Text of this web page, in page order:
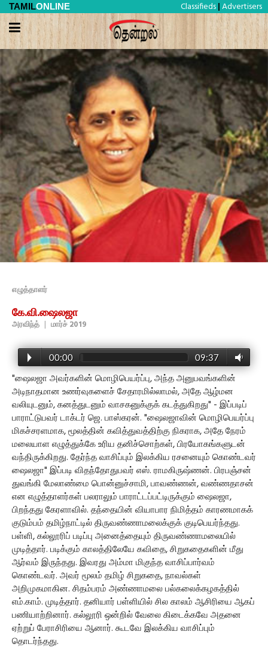
TAMILONLINE Classifieds | Advertisers
எழுத்தாளர்
கே.வி.ஷைலஜா
அரவிந்த் | மார்ச் 2019
00:00 09:37
"ஷைலஜா அவர்களின் மொழிபெயர்ப்பு, அந்த அனுபவங்களின்
அடிநாதமான உணர்வுகளைச் சேதாரமில்லாமல், அதே ஆழ்மன
வலியுடனும், கனத்துடனும் வாசகனுக்குக் கடத்துகிறது" - இப்படிப்
பாராட்டுபவர் டாக்டர் ஜெ. பாஸ்கரன். "ஷைலஜாவின் மொழிபெயர்ப்பு
மிகச்சரளமாக, மூலத்தின் கவித்துவத்திற்கு நிகராக, அதே நேரம்
மலையாள எழுத்துக்கே உரிய தனிச்சொற்கள், பிரயோகங்களுடன்
வந்திருக்கிறது. தேர்ந்த வாசிப்பும் இலக்கிய ரசனையும் கொண்டவர்
ஷைலஜா" இப்படி விதந்தோதுபவர் எஸ். ராமகிருஷ்ணன். பிரபஞ்சன்
துவங்கி மேலாண்மை பொன்னுச்சாமி, பாவண்ணன், வண்ணதாசன்
என எழுத்தாளர்கள் பலராலும் பாராட்டப்பட்டிருக்கும் ஷைலஜா,
பிறந்தது கேரளாவில். தந்தையின் வியாபார நிமித்தம் காரணமாகக்
குடும்பம் தமிழ்நாட்டில் திருவண்ணாமலைக்குக் குடிபெயர்ந்தது.
பள்ளி, கல்லூரிப் படிப்பு அனைத்தையும் திருவண்ணாமலையில்
முடித்தார். படிக்கும் காலத்திலேயே கவிதை, சிறுகதைகளின் மீது
ஆர்வம் இருந்தது. இவரது அம்மா மிகுந்த வாசிப்பார்வம்
கொண்டவர். அவர் மூலம் தமிழ் சிறுகதை, நாவல்கள்
அறிமுகமாகின. சிதம்பரம் அண்ணாமலை பல்கலைக்கழகத்தில்
எம்.காம். முடித்தார். தனியார் பள்ளியில் சில காலம் ஆசிரியை ஆகப்
பணியாற்றினார். கல்லூரி ஒன்றில் வேலை கிடைக்கவே அதனை
ஏற்றுப் பேராசிரியை ஆனார். கூடவே இலக்கிய வாசிப்பும்
தொடர்ந்தது.